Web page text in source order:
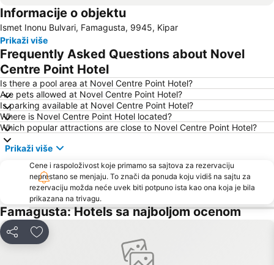
Larnaca Marina
Nissi Bay
Pantachou
Katsarka
Sirina
Konnos Bay
Agia Thekla
Loukkos tou Mandi
Alaminos
Informacije o objektu
Ismet Inonu Bulvari, Famagusta, 9945, Kipar
Prikaži više
Frequently Asked Questions about Novel
Centre Point Hotel
Is there a pool area at Novel Centre Point Hotel?
Are pets allowed at Novel Centre Point Hotel?
Is parking available at Novel Centre Point Hotel?
Where is Novel Centre Point Hotel located?
Which popular attractions are close to Novel Centre Point Hotel?
Prikaži više
Cene i raspoloživost koje primamo sa sajtova za rezervaciju
neprestano se menjaju. To znači da ponuda koju vidiš na sajtu za
rezervaciju možda neće uvek biti potpuno ista kao ona koja je bila
prikazana na trivagu.
Famagusta: Hotels sa najboljom ocenom
Deli Dodati u favorite